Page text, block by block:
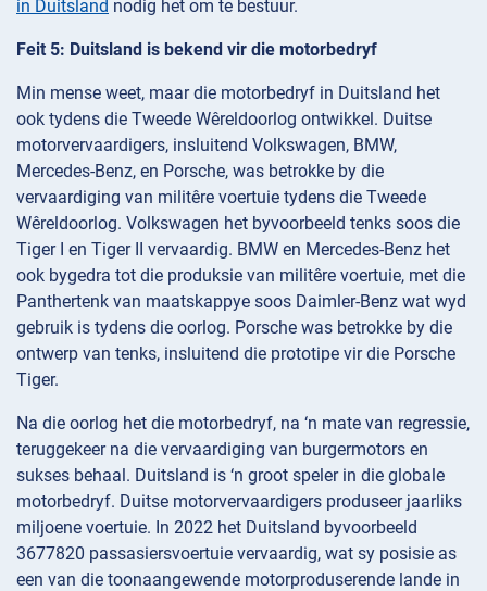
in Duitsland nodig het om te bestuur.
Feit 5: Duitsland is bekend vir die motorbedryf
Min mense weet, maar die motorbedryf in Duitsland het
ook tydens die Tweede Wêreldoorlog ontwikkel. Duitse
motorvervaardigers, insluitend Volkswagen, BMW,
Mercedes-Benz, en Porsche, was betrokke by die
vervaardiging van militêre voertuie tydens die Tweede
Wêreldoorlog. Volkswagen het byvoorbeeld tenks soos die
Tiger I en Tiger II vervaardig. BMW en Mercedes-Benz het
ook bygedra tot die produksie van militêre voertuie, met die
Panthertenk van maatskappye soos Daimler-Benz wat wyd
gebruik is tydens die oorlog. Porsche was betrokke by die
ontwerp van tenks, insluitend die prototipe vir die Porsche
Tiger.
Na die oorlog het die motorbedryf, na ‘n mate van regressie,
teruggekeer na die vervaardiging van burgermotors en
sukses behaal. Duitsland is ‘n groot speler in die globale
motorbedryf. Duitse motorvervaardigers produseer jaarliks
miljoene voertuie. In 2022 het Duitsland byvoorbeeld
3677820 passasiersvoertuie vervaardig, wat sy posisie as
een van die toonaangewende motorproduserende lande in